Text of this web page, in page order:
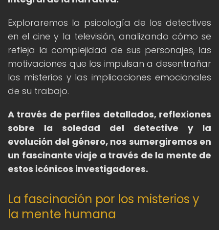
Exploraremos la psicología de los detectives
en el cine y la televisión, analizando cómo se
refleja la complejidad de sus personajes, las
motivaciones que los impulsan a desentrañar
los misterios y las implicaciones emocionales
de su trabajo.
A través de perfiles detallados, reflexiones
sobre la soledad del detective y la
evolución del género, nos sumergiremos en
un fascinante viaje a través de la mente de
estos icónicos investigadores.
La fascinación por los misterios y
la mente humana